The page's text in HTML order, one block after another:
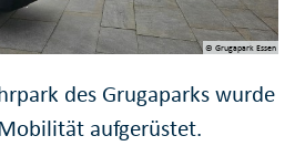
© Grugapark Essen
des Grugaparks wurde
aufgerüstet.